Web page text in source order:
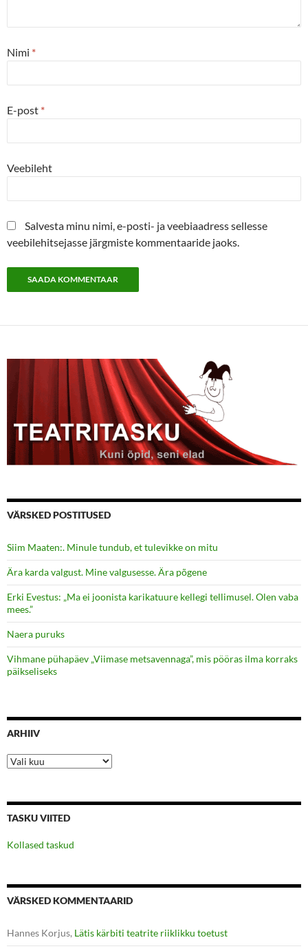
Nimi *
E-post *
Veebileht
Salvesta minu nimi, e-posti- ja veebiaadress sellesse
veebilehitsejasse järgmiste kommentaaride jaoks.
VÄRSKED POSTITUSED
Siim Maaten:. Minule tundub, et tulevikke on mitu
Ära karda valgust. Mine valgusesse. Ära põgene
Erki Evestus: „Ma ei joonista karikatuure kellegi tellimusel. Olen vaba
mees.”
Naera puruks
Vihmane pühapäev „Viimase metsavennaga”, mis pööras ilma korraks
päikseliseks
ARHIIV
Arhiiv
TASKU VIITED
Kollased taskud
VÄRSKED KOMMENTAARID
Hannes Korjus, Lätis kärbiti teatrite riiklikku toetust